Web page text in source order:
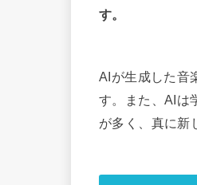
す。
AIが生成した音
す。また、AIは
が多く、真に新